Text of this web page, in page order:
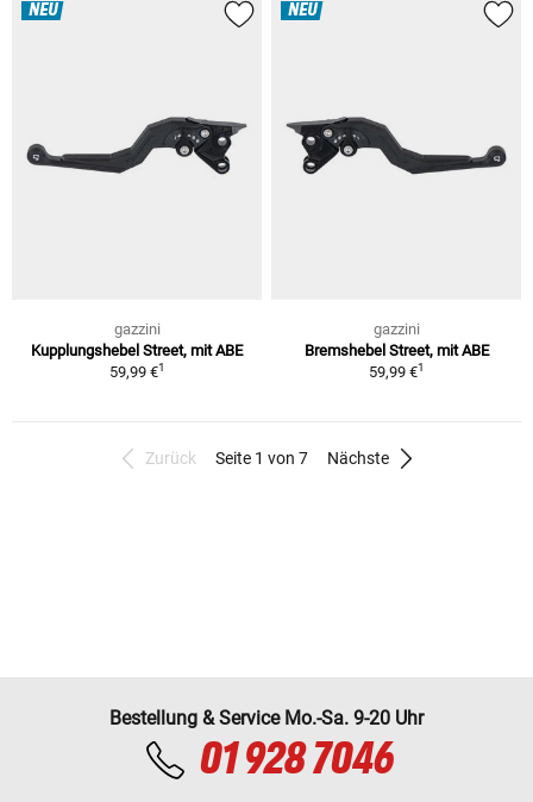
NEU
gazzini
Kupplungshebel Street, mit ABE
59,99 €1
NEU
gazzini
Bremshebel Street, mit ABE
59,99 €1
Zurück Seite 1 von 7 Nächste
Bestellung & Service Mo.-Sa. 9-20 Uhr
01 928 7046